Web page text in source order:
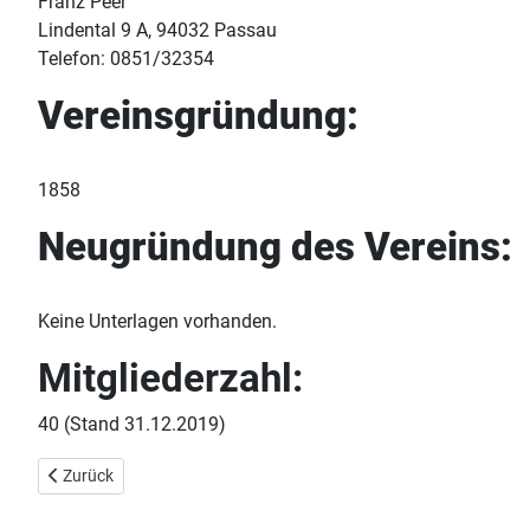
Lindental 9 A, 94032 Passau
Telefon: 0851/32354
Vereinsgründung:
1858
Neugründung des Vereins:
Keine Unterlagen vorhanden.
Mitgliederzahl:
40 (Stand 31.12.2019)
Vorheriger Beitrag: Passau Innpromenade
Zurück